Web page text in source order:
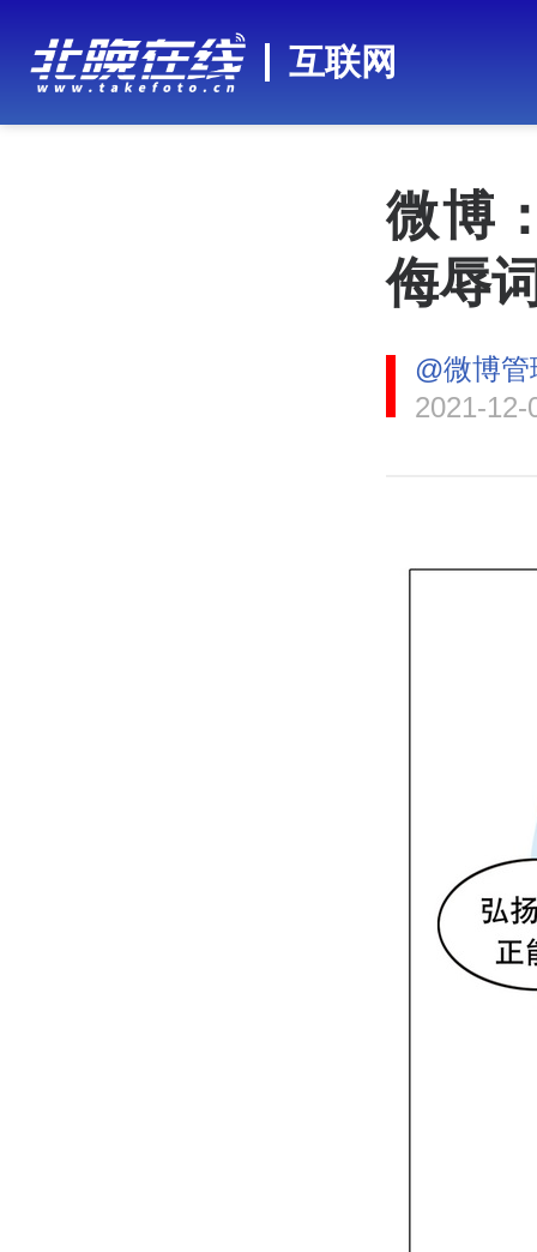
互联网
微博
侮辱
@微博
2021-12-